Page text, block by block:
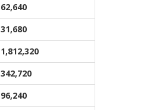
62,640
31,680
1,812,320
342,720
96,240